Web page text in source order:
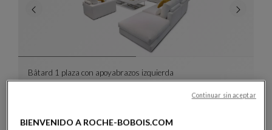
Long Beach
Bâtard 1 Plaza Con Apoyabrazos Izquierda
Bâtard 1 plaza con apoyabrazos izquierda
BIENVENIDO A ROCHE-BOBOIS.COM
Continuar sin aceptar